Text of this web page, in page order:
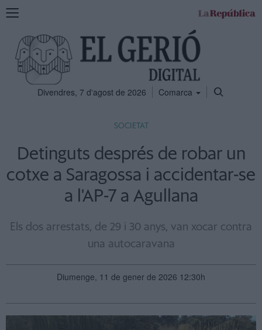
Mostra
navegació
Divendres, 7 d'agost de 2026 Comarca
SOCIETAT
Detinguts després de robar un
cotxe a Saragossa i accidentar-se
a l'AP-7 a Agullana
Els dos arrestats, de 29 i 30 anys, van xocar contra
una autocaravana
Diumenge, 11 de gener de 2026 12:30h